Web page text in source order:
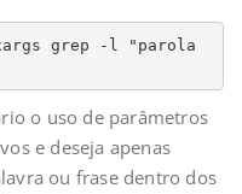
grep -l "parola
o uso de parâmetros
e deseja apenas
ou frase dentro dos